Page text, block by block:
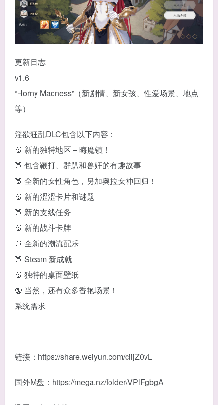
更新日志
v1.6
“Horny Madness”（新剧情、新女孩、性爱场景、地点
等）
淫欲狂乱DLC包含以下内容：
🍑 新的独特地区 – 晦魔镇！
🍑 包含鞭打、群趴和兽奸的有趣故事
🍑 全新的女性角色，另加奥拉女神回归！
🍑 新的涩涩卡片和谜题
🍑 新的支线任务
🍑 新的战斗卡牌
🍑 全新的潮流配乐
🍑 Steam 新成就
🍑 独特的桌面壁纸
🔞 当然，还有众多香艳场景！
系统需求
链接：https://share.weiyun.com/ciijZ0vL
国外M盘：https://mega.nz/folder/VPlFgbgA